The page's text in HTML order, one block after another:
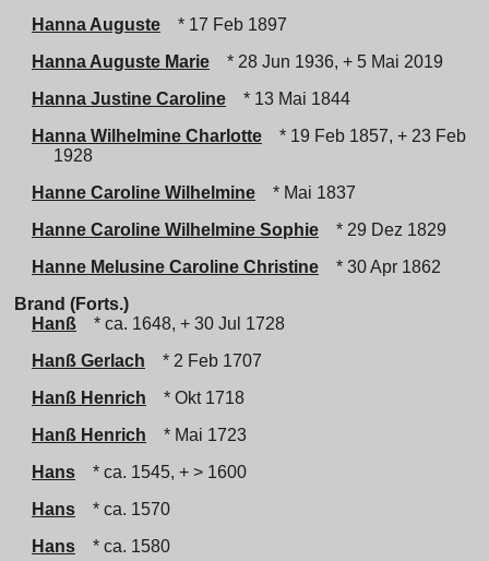
Hanna Auguste
* 17 Feb 1897
Hanna Auguste Marie
* 28 Jun 1936, + 5 Mai 2019
Hanna Justine Caroline
* 13 Mai 1844
Hanna Wilhelmine Charlotte
* 19 Feb 1857, + 23 Feb
1928
Hanne Caroline Wilhelmine
* Mai 1837
Hanne Caroline Wilhelmine Sophie
* 29 Dez 1829
Hanne Melusine Caroline Christine
* 30 Apr 1862
Brand (Forts.)
Hanß
* ca. 1648, + 30 Jul 1728
Hanß Gerlach
* 2 Feb 1707
Hanß Henrich
* Okt 1718
Hanß Henrich
* Mai 1723
Hans
* ca. 1545, + > 1600
Hans
* ca. 1570
Hans
* ca. 1580